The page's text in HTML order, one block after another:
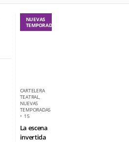
NUEVAS
TEMPORADAS
CARTELERA
TEATRAL,
NUEVAS
TEMPORADAS
• 15
La escena
invertida